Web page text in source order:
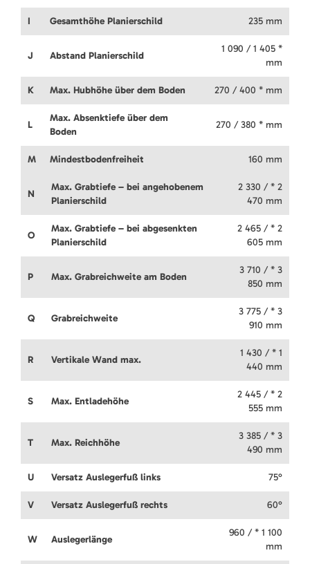
I Gesamthöhe Planierschild 235 mm
J Abstand Planierschild
1 090 / 1 405 *
mm
K Max. Hubhöhe über dem Boden 270 / 400 * mm
L
Max. Absenktiefe über dem
Boden
270 / 380 * mm
M Mindestbodenfreiheit 160 mm
N
Max. Grabtiefe – bei angehobenem
Planierschild
2 330 / * 2
470 mm
O
Max. Grabtiefe – bei abgesenkten
Planierschild
2 465 / * 2
605 mm
P Max. Grabreichweite am Boden
3 710 / * 3
850 mm
Q Grabreichweite
3 775 / * 3
910 mm
R Vertikale Wand max.
1 430 / * 1
440 mm
S Max. Entladehöhe
2 445 / * 2
555 mm
T Max. Reichhöhe
3 385 / * 3
490 mm
U Versatz Auslegerfuß links 75°
V Versatz Auslegerfuß rechts 60°
W Auslegerlänge
960 / * 1 100
mm